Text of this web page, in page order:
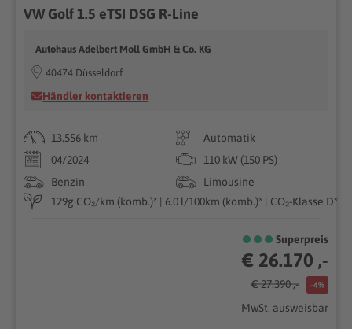
VW Golf 1.5 eTSI DSG R-Line
Autohaus Adelbert Moll GmbH & Co. KG
40474 Düsseldorf
Händler kontaktieren
13.556 km
Automatik
04/2024
110 kW (150 PS)
Benzin
Limousine
129g CO₂/km (komb.)* | 6.0 l/100km (komb.)* | CO₂-Klasse D*
Superpreis
€ 26.170 ,-
€ 27.390 ,- -4%
MwSt. ausweisbar